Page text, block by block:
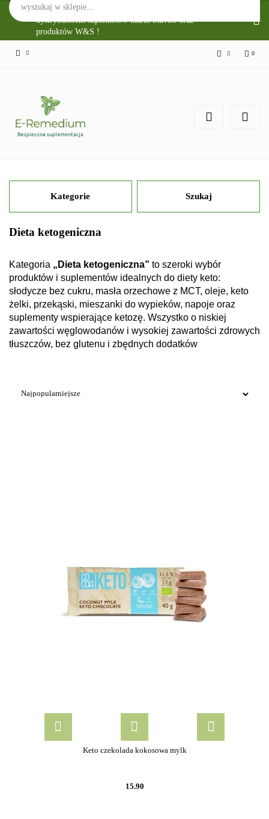
Sklep Internetowy E-Remedium jest głównym
dystrybutorem suplemetów marki Slavito oraz
produktów W&S !
0
Kategorie Szukaj
Dieta ketogeniczna
Kategoria „Dieta ketogeniczna” to szeroki wybór
produktów i suplementów idealnych do diety keto:
słodycze bez cukru, masła orzechowe z MCT, oleje, keto
żelki, przekąski, mieszanki do wypieków, napoje oraz
suplementy wspierające ketozę. Wszystko o niskiej
zawartości węglowodanów i wysokiej zawartości zdrowych
tłuszczów, bez glutenu i zbędnych dodatków
Keto czekolada kokosowa mylk
15.90